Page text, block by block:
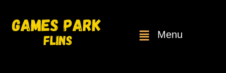
Menu